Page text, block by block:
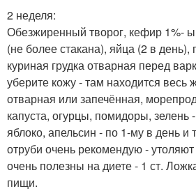
2 неделя:
Обезжиренный творог, кефир 1%-
(не более стакана), яйца (2 в день),
куриная грудка отварная перед
уберите кожу - там находится
отварная или запечённая,
капуста, огурцы, помидоры, зелень
яблоко, апельсин - по 1-му в день и
отруби очень рекомендую - утоляют
очень полезны на диете - 1 ст.
пищи.